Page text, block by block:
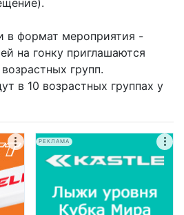
в формат мероприятия -
на гонку приглашаются
групп.
в 10 возрастных группах у
РЕКЛАМА